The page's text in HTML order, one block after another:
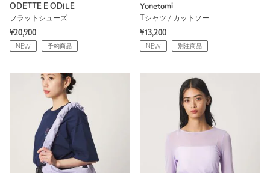
ODETTE E ODILE
フラットシューズ
¥20,900
NEW 予約商品
Yonetomi
Tシャツ / カットソー
¥13,200
NEW 別注商品